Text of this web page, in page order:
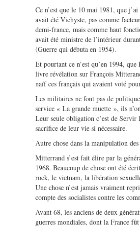
Ce n’est que le 10 mai 1981, que
avait été Vichyste, pas comme
demi-france, mais comme haut
avait été ministre de l’intérieur
(Guerre qui débuta en 1954).
Et pourtant ce n’est qu’en 1994, que
livre révélation sur François
naïf ces français qui avaient voté
Les militaires ne font pas de
service « La grande muette », ils
Leur seule obligation c’est de Servir
sacrifice de leur vie si nécessaire.
Autre chose dans la manipulation
Mitterrand s’est fait élire par la
1968. Beaucoup de chose ont été
rock, le vietnam, la libération
Une chose n’est jamais vraiment
compte des socialistes contre les
Avant 68, les anciens de deux
guerres mondiales, dont la France